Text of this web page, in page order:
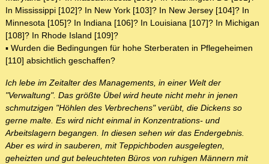
In Mississippi [102]? In New York [103]? In New Jersey [104]? In
Minnesota [105]? In Indiana [106]? In Louisiana [107]? In Michigan
[108]? In Rhode Island [109]?
▪ Wurden die Bedingungen für hohe Sterberaten in Pflegeheimen
[110] absichtlich geschaffen?
Ich lebe im Zeitalter des Managements, in einer Welt der
"Verwaltung". Das größte Übel wird heute nicht mehr in jenen
schmutzigen "Höhlen des Verbrechens" verübt, die Dickens so
gerne malte. Es wird nicht einmal in Konzentrations- und
Arbeitslagern begangen. In diesen sehen wir das Endergebnis.
Aber es wird in sauberen, mit Teppichboden ausgelegten,
geheizten und gut beleuchteten Büros von ruhigen Männern mit